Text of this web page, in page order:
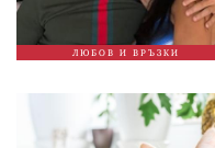
ЛЮБОВ И ВРЪЗКИ